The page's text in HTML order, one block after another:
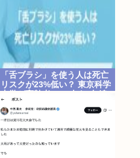
「舌ブラシ」を使う人は死亡
リスクが23%低い？ 東京科学
跡した研究を歯科医が解説